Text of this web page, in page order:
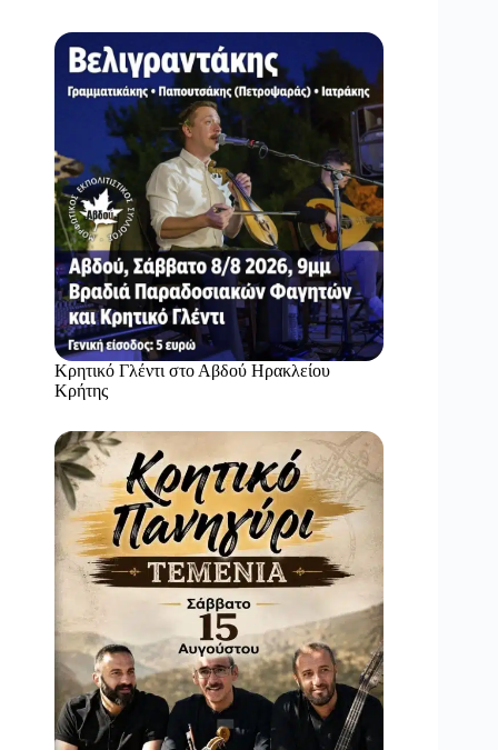
Κρητικό Γλέντι στο Αβδού Ηρακλείου
Κρήτης